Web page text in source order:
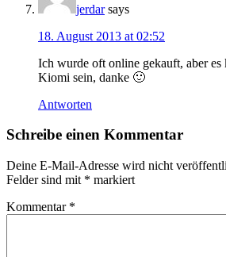
jerdar says
18. August 2013 at 02:52
Ich wurde oft online gekauft, aber es
Kiomi sein, danke 🙂
Antworten
Schreibe einen Kommentar
Deine E-Mail-Adresse wird nicht
Felder sind mit * markiert
Kommentar *